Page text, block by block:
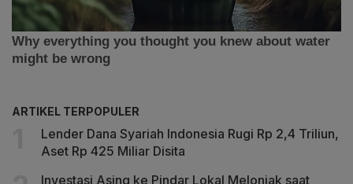
ARTIKEL TERPOPULER
Lender Dana Syariah Indonesia Rugi Rp 2,4 Triliun,
Aset Rp 425 Miliar Disita
Investasi Asing ke Pindar Lokal Melonjak saat